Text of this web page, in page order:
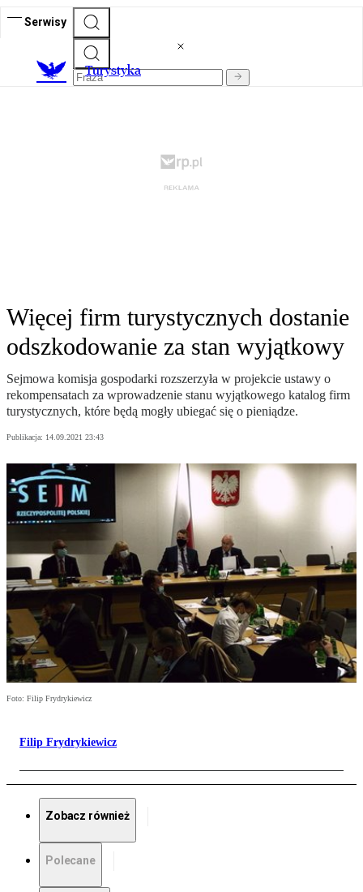
Serwisy
Turystyka
Więcej firm turystycznych dostanie
odszkodowanie za stan wyjątkowy
Sejmowa komisja gospodarki rozszerzyła w projekcie ustawy o
rekompensatach za wprowadzenie stanu wyjątkowego katalog firm
turystycznych, które będą mogły ubiegać się o pieniądze.
Publikacja: 14.09.2021 23:43
Foto: Filip Frydrykiewicz
Filip Frydrykiewicz
Zobacz również
Polecane